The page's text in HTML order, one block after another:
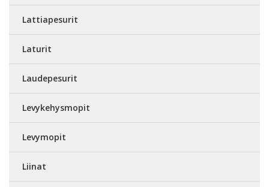
Lattiapesurit
Laturit
Laudepesurit
Levykehysmopit
Levymopit
Liinat